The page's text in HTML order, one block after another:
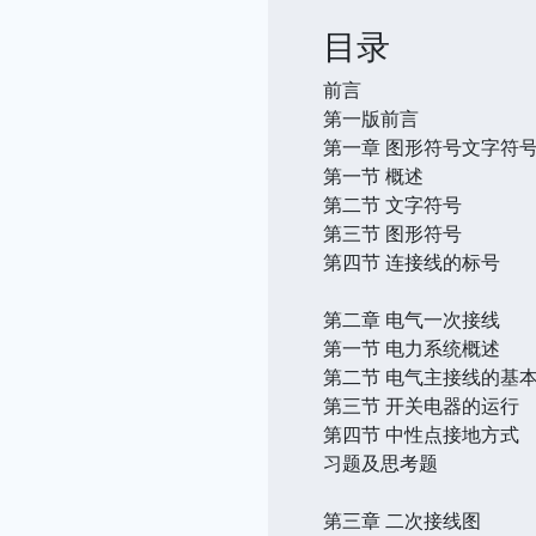
目录
前言
第一版前言
第一章 图形符号文字符
第一节 概述
第二节 文字符号
第三节 图形符号
第四节 连接线的标号
第二章 电气一次接线
第一节 电力系统概述
第二节 电气主接线的基
第三节 开关电器的运行
第四节 中性点接地方式
习题及思考题
第三章 二次接线图